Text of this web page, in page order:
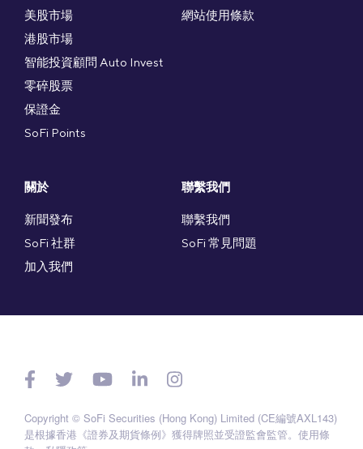
美股市場
港股市場
智能投資顧問 Auto Invest
零碎股票
保證金
SoFi Points
網站使用條款
關於
新聞發布
SoFi 社群
加入我們
聯繫我們
聯繫我們
SoFi 常見問題
Copyright © SoFi Securities (Hong Kong) Limited (CE編號AXL143)
是根據香港《證券及期貨條例》獲得牌照並受證監會監管。 使用條